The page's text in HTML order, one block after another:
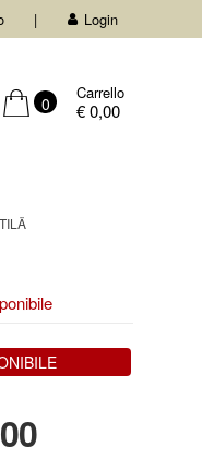
Login
0
Carrello
€ 0,00